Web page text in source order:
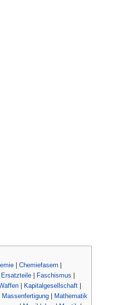
Chemiefasern
Ersatzteile Faschismus
| Kapitalgesellschaft|
Massenfertigung|
Mathematik